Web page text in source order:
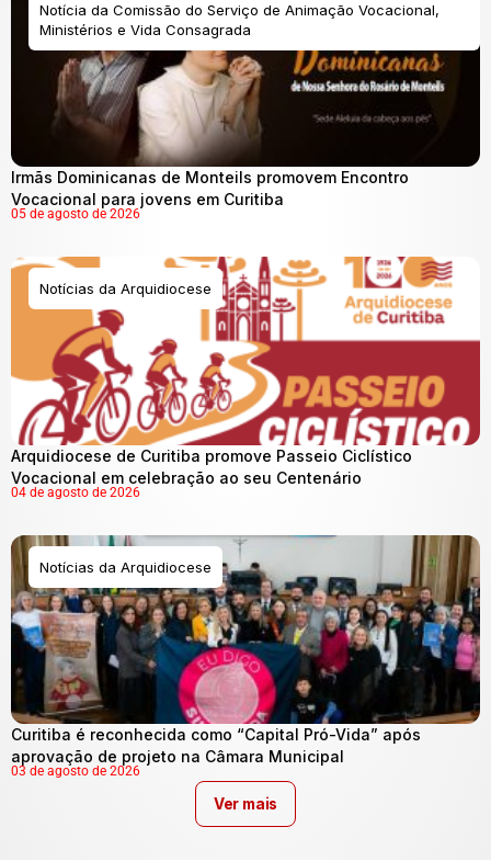
Notícia da Comissão do Serviço de Animação Vocacional,
Ministérios e Vida Consagrada
Irmãs Dominicanas de Monteils promovem Encontro
Vocacional para jovens em Curitiba
05 de agosto de 2026
Notícias da Arquidiocese
Arquidiocese de Curitiba promove Passeio Ciclístico
Vocacional em celebração ao seu Centenário
04 de agosto de 2026
Notícias da Arquidiocese
Curitiba é reconhecida como “Capital Pró-Vida” após
aprovação de projeto na Câmara Municipal
03 de agosto de 2026
Ver mais